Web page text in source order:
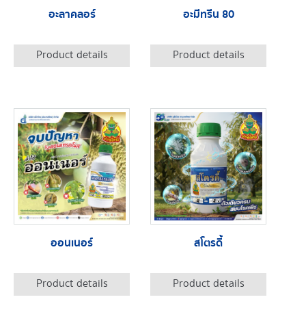
อะลาคลอร์
Product details
อะมีทรีน 80
Product details
ออนเนอร์
Product details
สโตรดี้
Product details